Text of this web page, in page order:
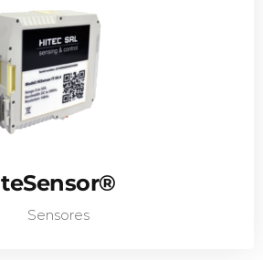
teSensor®
Sensores